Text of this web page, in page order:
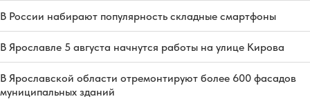
В России набирают популярность складные смартфоны
В Ярославле 5 августа начнутся работы на улице Кирова
В Ярославской области отремонтируют более 600 фасадов
муниципальных зданий